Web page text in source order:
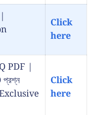
Click
here
PDF |
প্রশ্ন
Click
here